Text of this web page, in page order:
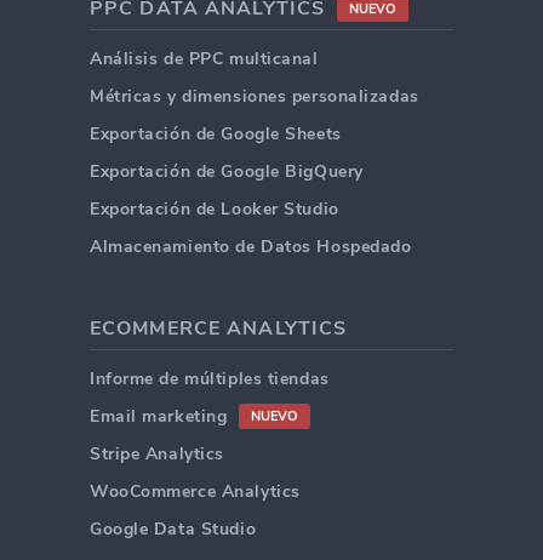
PPC DATA ANALYTICS NUEVO
Análisis de PPC multicanal
Métricas y dimensiones personalizadas
Exportación de Google Sheets
Exportación de Google BigQuery
Exportación de Looker Studio
Almacenamiento de Datos Hospedado
ECOMMERCE ANALYTICS
Informe de múltiples tiendas
Email marketing
NUEVO
Stripe Analytics
WooCommerce Analytics
Google Data Studio